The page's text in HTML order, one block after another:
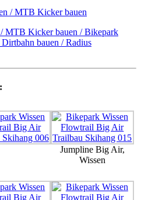
MTB Kicker bauen / Bikepark
bauen / Radius
Jumpline Big Air,
Wissen